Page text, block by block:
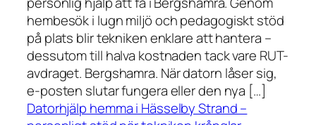
hembesök i lugn miljö och pedagogiskt stöd
på plats blir tekniken enklare att hantera –
dessutom till halva kostnaden tack vare RUT-
avdraget. Bergshamra. När datorn låser sig,
e-posten slutar fungera eller den nya […]
Datorhjälp hemma i Hässelby Strand –